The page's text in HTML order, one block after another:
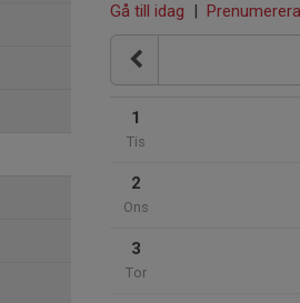
Gå till idag | Prenumerera
1
Tis
2
Ons
3
Tor